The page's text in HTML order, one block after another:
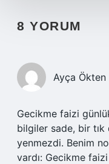
8 YORUM
Ayça Ökten
Gecikme faizi
bilgiler sade, bir tık
yenmezdi. Benim
vardı: Gecikme